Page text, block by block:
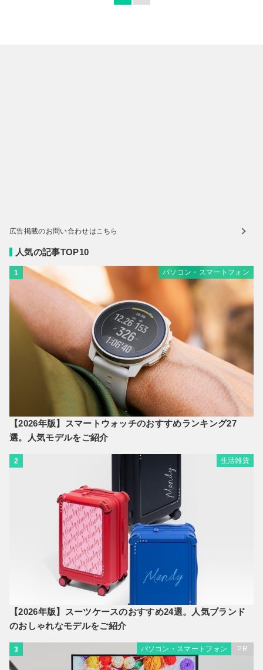
広告掲載のお問い合わせはこちら
人気の記事TOP10
1 パソコン・スマートフォン
【2026年版】スマートウォッチのおすすめランキング27
選。人気モデルをご紹介
2 生活雑貨
【2026年版】スーツケースのおすすめ24選。人気ブランド
のおしゃれなモデルをご紹介
3 パソコン・スマートフォン PR